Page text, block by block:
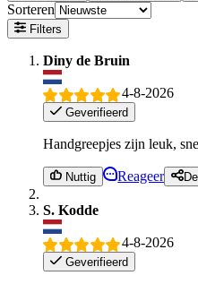
Sorteren
Filters
Diny de Bruin
4-8-2026
Geverifieerd
Handgreepjes zijn leuk,
Nuttig Reageer
S. Kodde
4-8-2026
Geverifieerd